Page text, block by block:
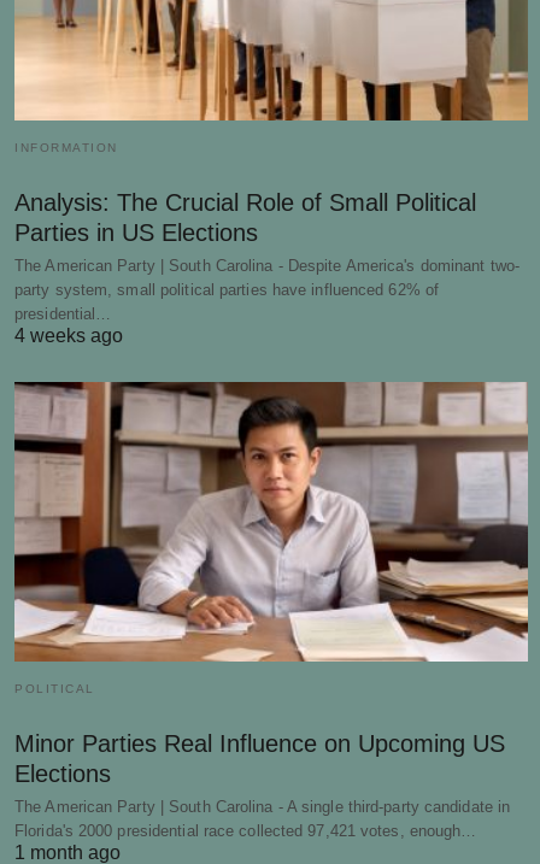
INFORMATION
Analysis: The Crucial Role of Small Political
Parties in US Elections
The American Party | South Carolina - Despite America's dominant two-
party system, small political parties have influenced 62% of
presidential…
4 weeks ago
POLITICAL
Minor Parties Real Influence on Upcoming US
Elections
The American Party | South Carolina - A single third-party candidate in
Florida's 2000 presidential race collected 97,421 votes, enough…
1 month ago